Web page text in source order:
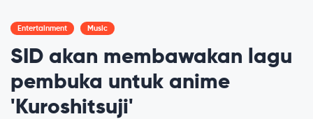
Entertainment Music
SID akan membawakan lagu
pembuka untuk anime
'Kuroshitsuji'